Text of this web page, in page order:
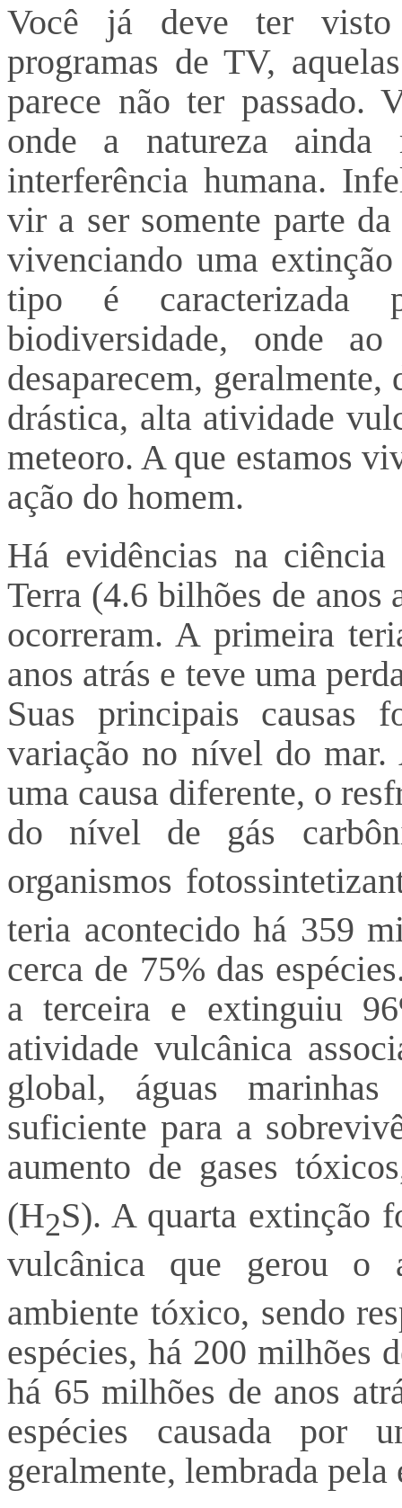
Você já deve ter visto
programas de TV,
parece não ter passado.
onde a natureza
interferência humana.
vir a ser somente parte
vivenciando uma
tipo é caracterizada
biodiversidade, onde
desaparecem,
drástica, alta atividade
meteoro. A que estamos
ação do homem.
Há evidências na
Terra (4.6 bilhões de anos
ocorreram. A primeira
anos atrás e teve uma
Suas principais causas
variação no nível do mar.
uma causa diferente, o
do nível de gás
organismos
teria acontecido há 359
cerca de 75% das
a terceira e extinguiu
atividade vulcânica
global, águas
suficiente para a
aumento de gases
(H2S). A quarta extinção
vulcânica que gerou o
ambiente tóxico, sendo
espécies, há 200 milhões
há 65 milhões de anos
espécies causada por
geralmente, lembrada